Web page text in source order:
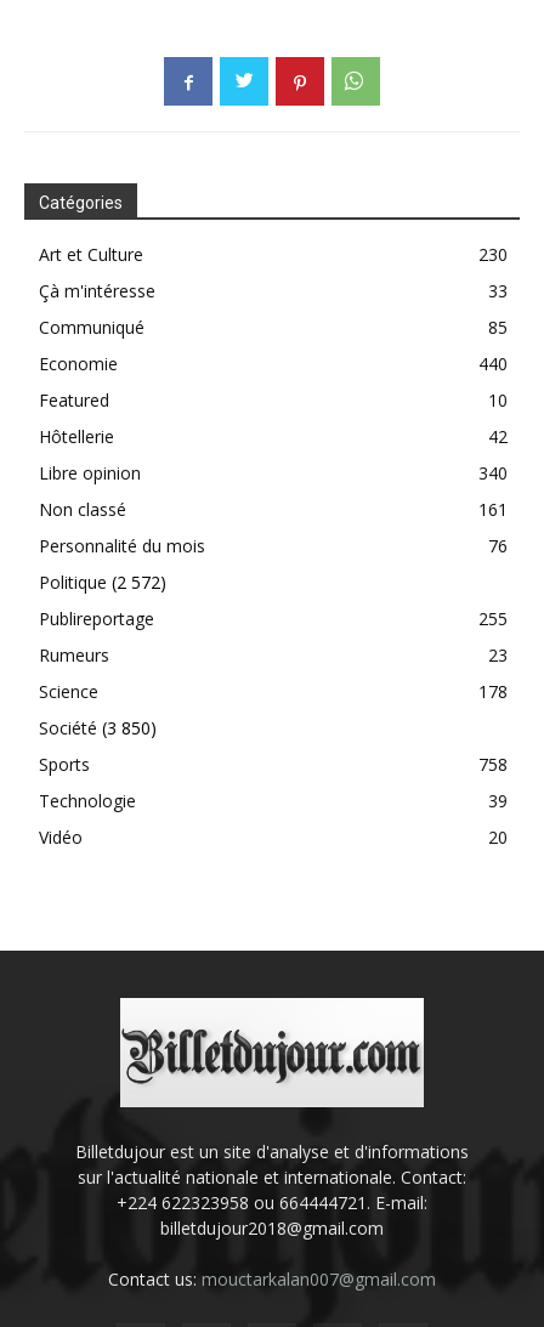
Catégories
Art et Culture
230
Çà m'intéresse
33
Communiqué
85
Economie
440
Featured
10
Hôtellerie
42
Libre opinion
340
Non classé
161
Personnalité du mois
76
Politique (2 572)
Publireportage
255
Rumeurs
23
Science
178
Société (3 850)
Sports
758
Technologie
39
Vidéo
20
Billetdujour est un site d'analyse et d'informations
sur l'actualité nationale et internationale. Contact:
+224 622323958 ou 664444721. E-mail:
billetdujour2018@gmail.com
Contact us: mouctarkalan007@gmail.com